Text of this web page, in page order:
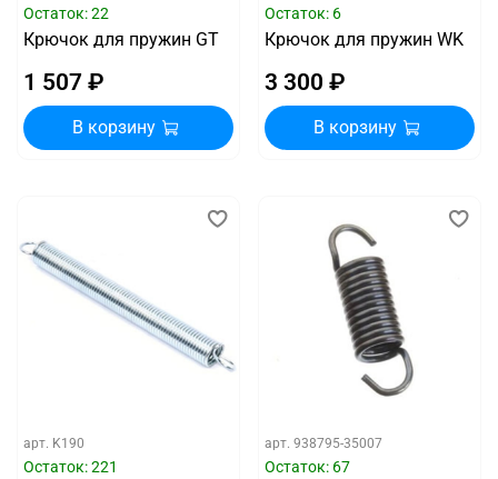
Остаток: 22
Крючок для пружин GT
1 507 ₽
В корзину
Остаток: 6
Крючок для пружин WK
3 300 ₽
В корзину
арт. K190
Остаток: 221
арт. 938795-35007
Остаток: 67